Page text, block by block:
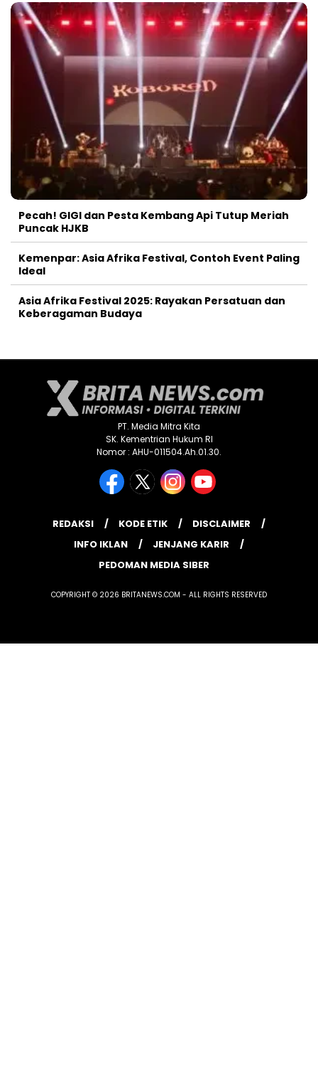
Pecah! GIGI dan Pesta Kembang Api Tutup Meriah
Puncak HJKB
Kemenpar: Asia Afrika Festival, Contoh Event Paling
Ideal
Asia Afrika Festival 2025: Rayakan Persatuan dan
Keberagaman Budaya
PT. Media Mitra Kita
SK. Kementrian Hukum RI
Nomor : AHU-011504.Ah.01.30.
REDAKSI KODE ETIK
DISCLAIMER
INFO IKLAN
JENJANG KARIR
PEDOMAN MEDIA SIBER
COPYRIGHT © 2026 BRITANEWS.COM - ALL RIGHTS RESERVED